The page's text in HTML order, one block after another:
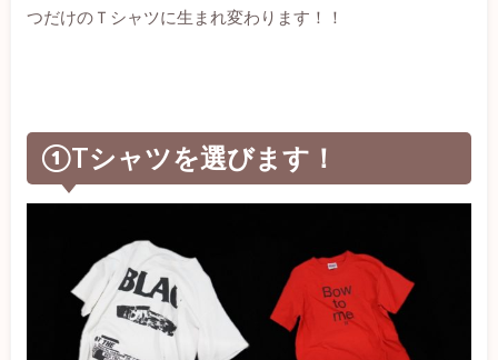
つだけのＴシャツに生まれ変わります！！
①Tシャツを選びます！